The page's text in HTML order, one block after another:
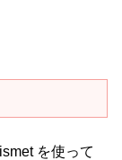
を使って